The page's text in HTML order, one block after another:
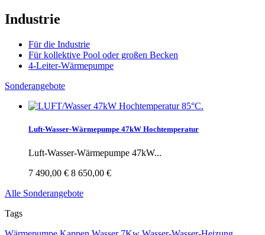
Industrie
Für die Industrie
Für kollektive Pool oder großen Becken
4-Leiter-Wärmepumpe
Sonderangebote
Luft-Wasser-Wärmepumpe 47kW Hochtemperatur
Luft-Wasser-Wärmepumpe 47kW...
7 490,00 € 8 650,00 €
Alle Sonderangebote
Tags